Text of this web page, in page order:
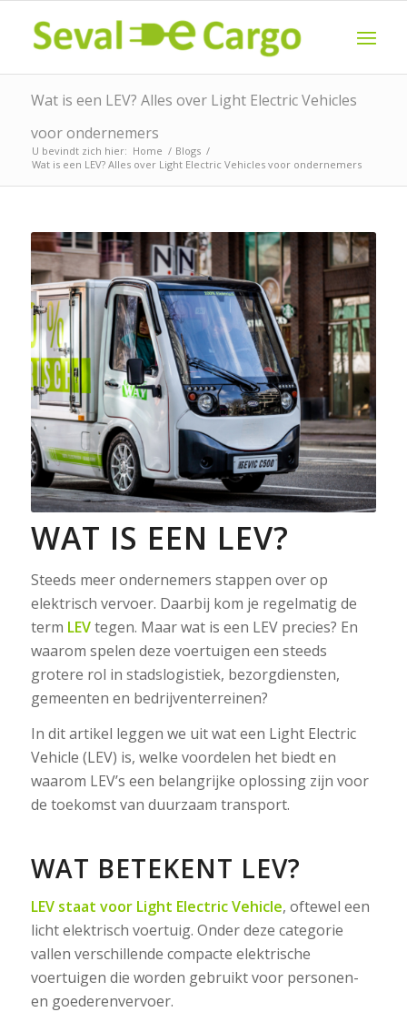
Wat is een LEV? Alles over Light Electric Vehicles
voor ondernemers
U bevindt zich hier: Home / Blogs /
Wat is een LEV? Alles over Light Electric Vehicles voor ondernemers
WAT IS EEN LEV?
Steeds meer ondernemers stappen over op
elektrisch vervoer. Daarbij kom je regelmatig de
term LEVtegen. Maar wat is een LEV precies? En
waarom spelen deze voertuigen een steeds
grotere rol in stadslogistiek, bezorgdiensten,
gemeenten en bedrijventerreinen?
In dit artikel leggen we uit wat een Light Electric
Vehicle (LEV) is, welke voordelen het biedt en
waarom LEV’s een belangrijke oplossing zijn voor
de toekomst van duurzaam transport.
WAT BETEKENT LEV?
LEV staat voor Light Electric Vehicle, oftewel een
licht elektrisch voertuig. Onder deze categorie
vallen verschillende compacte elektrische
voertuigen die worden gebruikt voor personen-
en goederenvervoer.